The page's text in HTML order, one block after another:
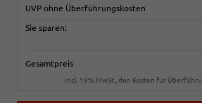
UVP ohne Überführungskosten
Sie sparen:
Gesamtpreis
incl. 19% MwSt., den Kosten für